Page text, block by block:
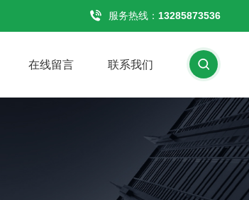
服务热线： 13285873536
在线留言 联系我们